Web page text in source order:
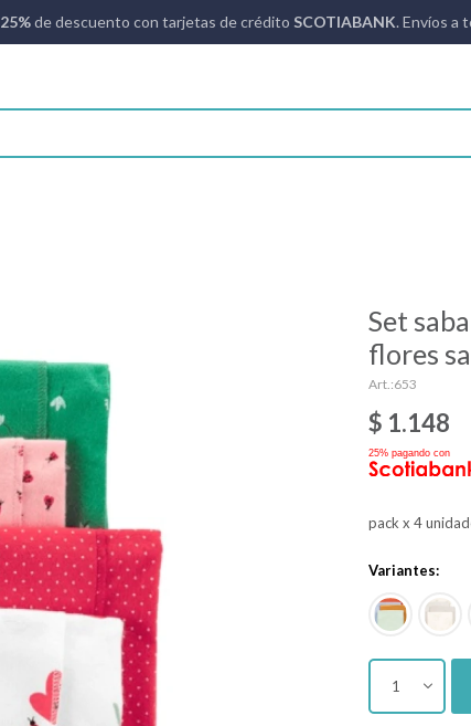
25%de descuento con tarjetas de crédito SCOTIABANK. Envíos a
Set
flores
653
$ 1.148
pack x 4
Variantes:
1